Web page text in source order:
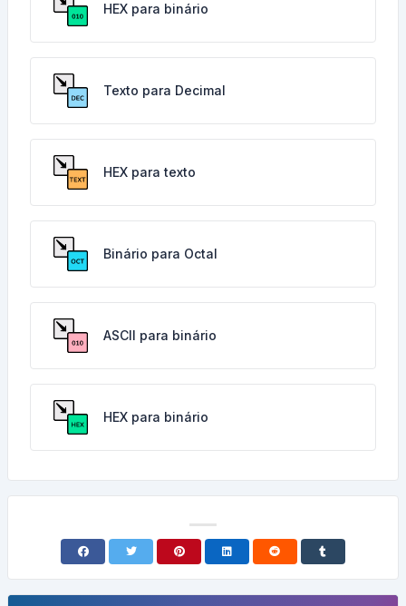
HEX para binário
Texto para Decimal
HEX para texto
Binário para Octal
ASCII para binário
HEX para binário